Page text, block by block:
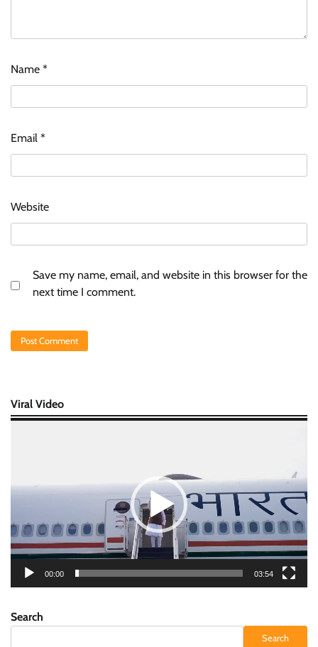
Name *
Email *
Website
Save my name, email, and website in this browser for the
next time I comment.
Viral Video
00:00 03:54
Search
Search